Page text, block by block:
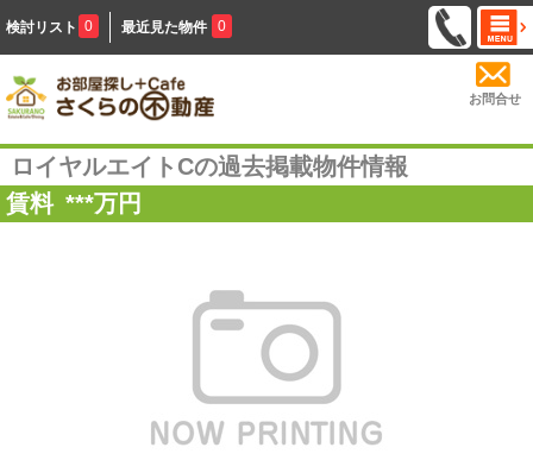
検討リスト 0 最近見た物件 0
お問合せ
ロイヤルエイトCの過去掲載物件情報
賃料 ***万円